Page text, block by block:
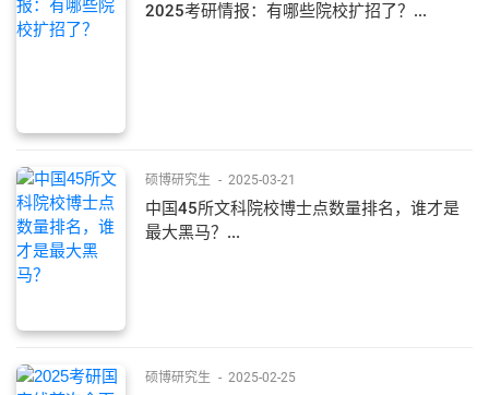
2025考研情报：有哪些院校扩招了？...
硕博研究生 - 2025-03-21
中国45所文科院校博士点数量排名，谁才是
最大黑马？...
硕博研究生 - 2025-02-25